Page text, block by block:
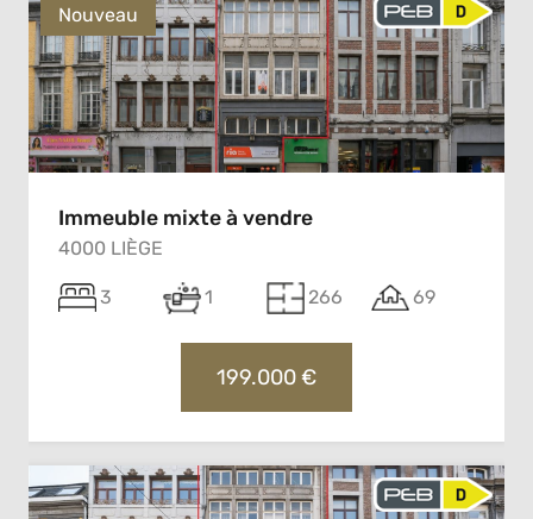
Nouveau
Immeuble mixte à vendre
4000 LIÈGE
3 1 266 69
199.000 €